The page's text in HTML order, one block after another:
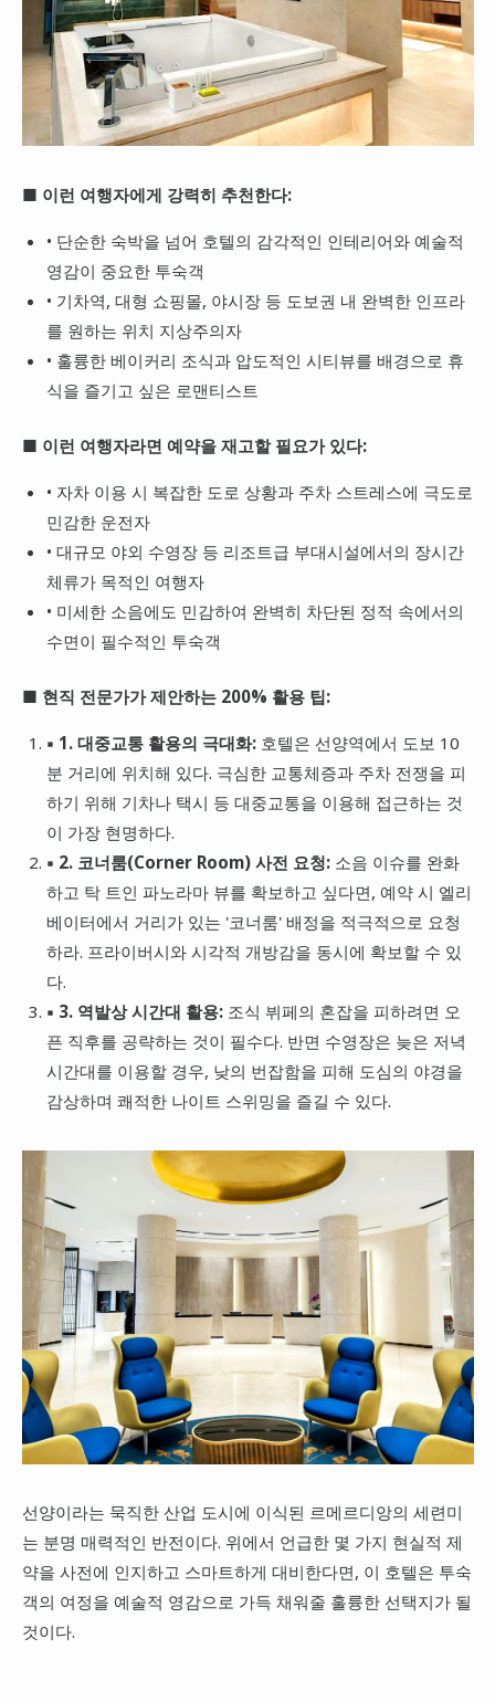
■ 이런 여행자에게 강력히 추천한다:
• 단순한 숙박을 넘어 호텔의 감각적인 인테리어와 예술적
영감이 중요한 투숙객
• 기차역, 대형 쇼핑몰, 야시장 등 도보권 내 완벽한 인프라
를 원하는 위치 지상주의자
• 훌륭한 베이커리 조식과 압도적인 시티뷰를 배경으로 휴
식을 즐기고 싶은 로맨티스트
■ 이런 여행자라면 예약을 재고할 필요가 있다:
• 자차 이용 시 복잡한 도로 상황과 주차 스트레스에 극도로
민감한 운전자
• 대규모 야외 수영장 등 리조트급 부대시설에서의 장시간
체류가 목적인 여행자
• 미세한 소음에도 민감하여 완벽히 차단된 정적 속에서의
수면이 필수적인 투숙객
■ 현직 전문가가 제안하는 200% 활용 팁:
▪ 1. 대중교통 활용의 극대화: 호텔은 선양역에서 도보 10
분 거리에 위치해 있다. 극심한 교통체증과 주차 전쟁을 피
하기 위해 기차나 택시 등 대중교통을 이용해 접근하는 것
이 가장 현명하다.
▪ 2. 코너룸(Corner Room) 사전 요청: 소음 이슈를 완화
하고 탁 트인 파노라마 뷰를 확보하고 싶다면, 예약 시 엘리
베이터에서 거리가 있는 '코너룸' 배정을 적극적으로 요청
하라. 프라이버시와 시각적 개방감을 동시에 확보할 수 있
다.
▪ 3. 역발상 시간대 활용: 조식 뷔페의 혼잡을 피하려면 오
픈 직후를 공략하는 것이 필수다. 반면 수영장은 늦은 저녁
시간대를 이용할 경우, 낮의 번잡함을 피해 도심의 야경을
감상하며 쾌적한 나이트 스위밍을 즐길 수 있다.
선양이라는 묵직한 산업 도시에 이식된 르메르디앙의 세련미
는 분명 매력적인 반전이다. 위에서 언급한 몇 가지 현실적 제
약을 사전에 인지하고 스마트하게 대비한다면, 이 호텔은 투숙
객의 여정을 예술적 영감으로 가득 채워줄 훌륭한 선택지가 될
것이다.